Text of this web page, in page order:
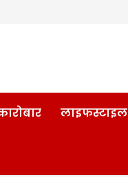
लाइफस्टाइल